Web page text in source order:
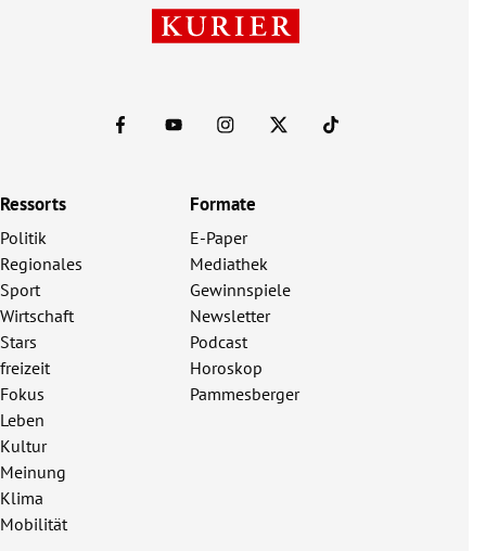
Ressorts
Politik
Regionales
Sport
Wirtschaft
Stars
freizeit
Fokus
Leben
Kultur
Meinung
Klima
Mobilität
Formate
E-Paper
Mediathek
Gewinnspiele
Newsletter
Podcast
Horoskop
Pammesberger